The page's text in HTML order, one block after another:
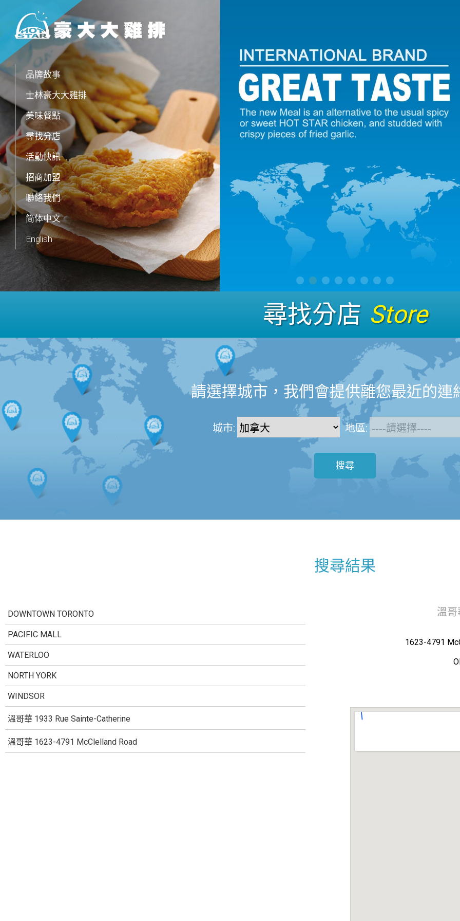
品牌故事
士林豪大大雞排
美味餐點
尋找分店
活動快訊
招商加盟
聯絡我們
简体中文
English
尋找分店 Store
請選擇城市，我們會提供離您最近的連
城市: 地區:
搜尋
搜尋結果
DOWNTOWN TORONTO
PACIFIC MALL
WATERLOO
NORTH YORK
WINDSOR
溫哥華 1933 Rue Sainte-Catherine
溫哥華 1623-4791 McClelland Road
溫
1623-4791